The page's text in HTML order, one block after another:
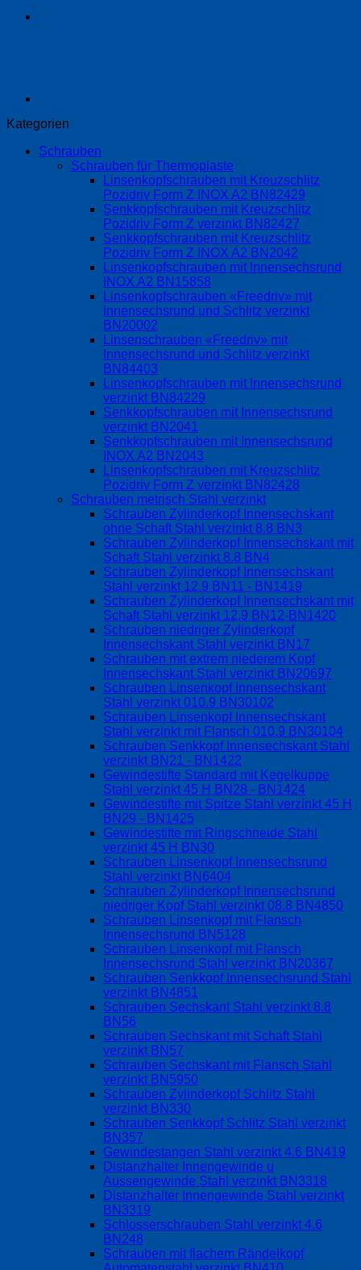
Kategorien
Schrauben
Schrauben für Thermoplaste
Linsenkopfschrauben mit Kreuzschlitz
Pozidriv Form Z INOX A2 BN82429
Senkkopfschrauben mit Kreuzschlitz
Pozidriv Form Z verzinkt BN82427
Senkkopfschrauben mit Kreuzschlitz
Pozidriv Form Z INOX A2 BN2042
Linsenkopfschrauben mit Innensechsrund
INOX A2 BN15858
Linsenkopfschrauben «Freedriv» mit
Innensechsrund und Schlitz verzinkt
BN20002
Linsenschrauben «Freedriv» mit
Innensechsrund und Schlitz verzinkt
BN84403
Linsenkopfschrauben mit Innensechsrund
verzinkt BN84229
Senkkopfschrauben mit Innensechsrund
verzinkt BN2041
Senkkopfschrauben mit Innensechsrund
INOX A2 BN2043
Linsenkopfschrauben mit Kreuzschlitz
Pozidriv Form Z verzinkt BN82428
Schrauben metrisch Stahl verzinkt
Schrauben Zylinderkopf Innensechskant
ohne Schaft Stahl verzinkt 8.8 BN3
Schrauben Zylinderkopf Innensechskant mit
Schaft Stahl verzinkt 8.8 BN4
Schrauben Zylinderkopf Innensechskant
Stahl verzinkt 12.9 BN11 - BN1419
Schrauben Zylinderkopf Innensechskant mit
Schaft Stahl verzinkt 12.9 BN12-BN1420
Schrauben niedriger Zylinderkopf
Innensechskant Stahl verzinkt BN17
Schrauben mit extrem niederem Kopf
Innensechskant Stahl verzinkt BN20697
Schrauben Linsenkopf Innensechskant
Stahl verzinkt 010.9 BN30102
Schrauben Linsenkopf Innensechskant
Stahl verzinkt mit Flansch 010.9 BN30104
Schrauben Senkkopf Innensechskant Stahl
verzinkt BN21 - BN1422
Gewindestifte Standard mit Kegelkuppe
Stahl verzinkt 45 H BN28 - BN1424
Gewindestifte mit Spitze Stahl verzinkt 45 H
BN29 - BN1425
Gewindestifte mit Ringschneide Stahl
verzinkt 45 H BN30
Schrauben Linsenkopf Innensechsrund
Stahl verzinkt BN6404
Schrauben Zylinderkopf Innensechsrund
niedriger Kopf Stahl verzinkt 08.8 BN4850
Schrauben Linsenkopf mit Flansch
Innensechsrund BN5128
Schrauben Linsenkopf mit Flansch
Innensechsrund Stahl verzinkt BN20367
Schrauben Senkkopf Innensechsrund Stahl
verzinkt BN4851
Schrauben Sechskant Stahl verzinkt 8.8
BN56
Schrauben Sechskant mit Schaft Stahl
verzinkt BN57
Schrauben Sechskant mit Flansch Stahl
verzinkt BN5950
Schrauben Zylinderkopf Schlitz Stahl
verzinkt BN330
Schrauben Senkkopf Schlitz Stahl verzinkt
BN357
Gewindestangen Stahl verzinkt 4.6 BN419
Distanzhalter Innengewinde u
Aussengewinde Stahl verzinkt BN3318
Distanzhalter Innengewinde Stahl verzinkt
BN3319
Schlosserschrauben Stahl verzinkt 4.6
BN248
Schrauben mit flachem Rändelkopf